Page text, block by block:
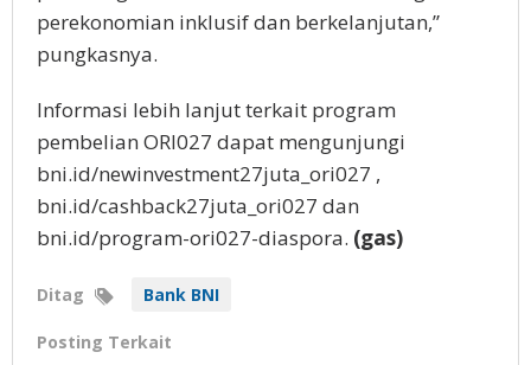
perekonomian inklusif dan berkelanjutan,”
pungkasnya.
Informasi lebih lanjut terkait program
pembelian ORI027 dapat mengunjungi
bni.id/newinvestment27juta_ori027 ,
bni.id/cashback27juta_ori027 dan
bni.id/program-ori027-diaspora. (gas)
Ditag Bank BNI
Posting Terkait